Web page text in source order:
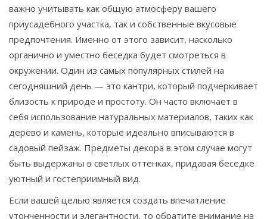
важно учитывать как общую атмосферу вашего
приусадебного участка, так и собственные вкусовые
предпочтения. Именно от этого зависит, насколько
органично и уместно беседка будет смотреться в
окружении. Один из самых популярных стилей на
сегодняшний день — это кантри, который подчеркивает
близость к природе и простоту. Он часто включает в
себя использование натуральных материалов, таких как
дерево и камень, которые идеально вписываются в
садовый пейзаж. Предметы декора в этом случае могут
быть выдержаны в светлых оттенках, придавая беседке
уютный и гостеприимный вид.
Если вашей целью является создать впечатление
утонченности и элегантности, то обратите внимание на